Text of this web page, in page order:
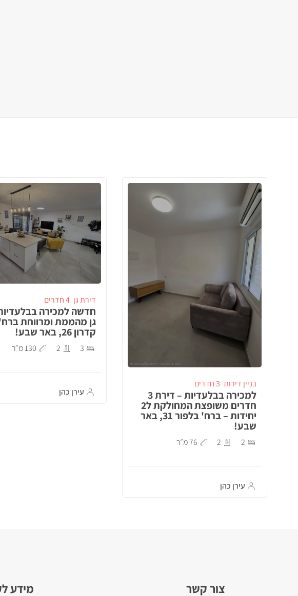
בניין דירות 3 חדרים
למכירה בבלעדיות – דירת 3
חדרים משופצת המחולקת ל2
יחידות – ברח' בלפור 31, באר
שבע!
2
2 76 מ״ר
עירן כהן
דירת גן 4 חדרים
חדשה למכירה
גן מהממת ומרווחת
קדרון 26, באר שבע!
3
2 130 מ״ר
עירן כהן
צור קשר מידע